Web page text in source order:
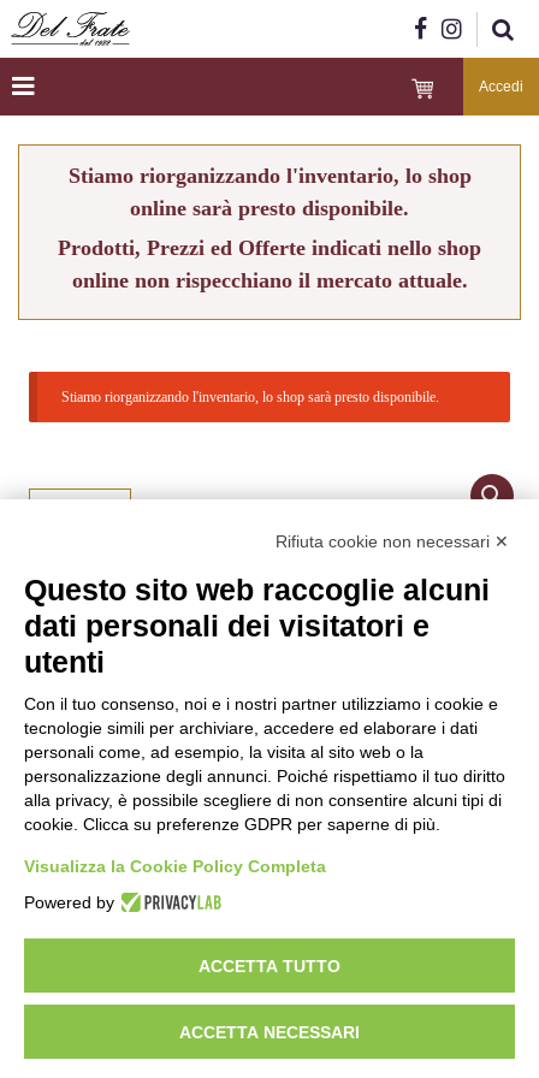
Accedi
Stiamo riorganizzando l'inventario, lo shop
online sarà presto disponibile.
Prodotti, Prezzi ed Offerte indicati nello shop
online non rispecchiano il mercato attuale.
Stiamo riorganizzando l'inventario, lo shop sarà presto disponibile.
Justerini & Brooks
J&B RARE WHISKY POCKET CL.20
Tipo
Whisky Scozzesi
Formato
Gradazione
40,00%
Produttore
Justerini & Brooks
€7,20
Enoteca a Roma - Wine bar
Del Frate srl - p.iva01377001001- Via degli Scipioni 118-122, 00192 Roma
Impostazioni Cookies Termini e condizioni
Rifiuta cookie non necessari ✕
Questo sito web raccoglie alcuni
dati personali dei visitatori e
utenti
Con il tuo consenso, noi e i nostri partner utilizziamo i cookie e
tecnologie simili per archiviare, accedere ed elaborare i dati
personali come, ad esempio, la visita al sito web o la
personalizzazione degli annunci. Poiché rispettiamo il tuo diritto
alla privacy, è possibile scegliere di non consentire alcuni tipi di
cookie. Clicca su preferenze GDPR per saperne di più.
Visualizza la Cookie Policy Completa
Powered by
ACCETTA TUTTO
ACCETTA NECESSARI